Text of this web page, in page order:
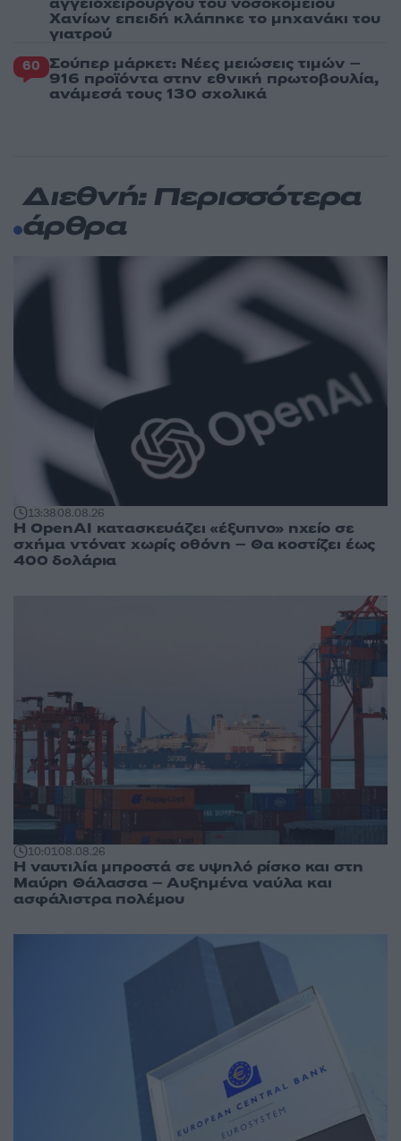
Χανίων επειδή κλάπηκε το μηχανάκι του
γιατρού
60 Σούπερ μάρκετ: Νέες μειώσεις τιμών –
916 προϊόντα στην εθνική πρωτοβουλία,
ανάμεσά τους 130 σχολικά
Διεθνή: Περισσότερα
άρθρα
13:3808.08.26
Η OpenAI κατασκευάζει «έξυπνο» ηχείο σε
σχήμα ντόνατ χωρίς οθόνη – Θα κοστίζει έως
400 δολάρια
10:0108.08.26
Η ναυτιλία μπροστά σε υψηλό ρίσκο και στη
Μαύρη Θάλασσα – Αυξημένα ναύλα και
ασφάλιστρα πολέμου